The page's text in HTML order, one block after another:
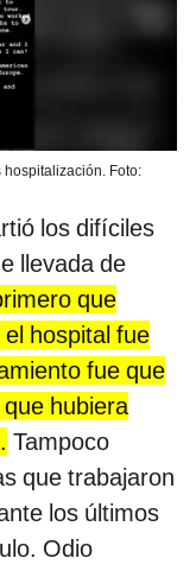
Foto:
los difíciles
llevada de
que
hospital fue
fue que
hubiera
Tampoco
que trabajaron
los últimos
Odio